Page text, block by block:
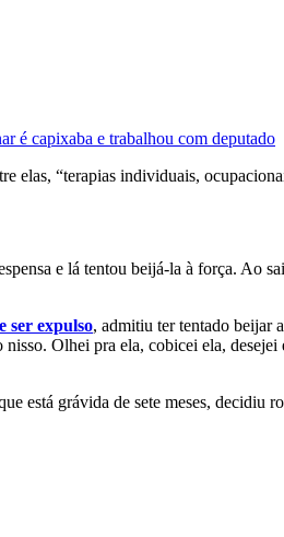
é capixaba e trabalhou com deputado
elas, “terapias individuais,
e lá tentou beijá-la à força. Ao
ser expulso, admitiu ter tentado beijar
Olhei pra ela, cobicei ela,
está grávida de sete meses, decidiu